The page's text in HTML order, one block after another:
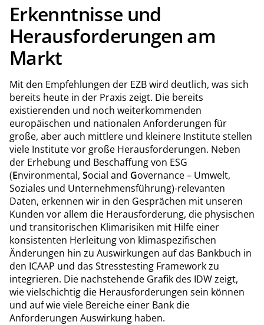
Erkenntnisse und
Herausforderungen am
Markt
Mit den Empfehlungen der EZB wird deutlich, was sich
bereits heute in der Praxis zeigt. Die bereits
existierenden und noch weiterkommenden
europäischen und nationalen Anforderungen für
große, aber auch mittlere und kleinere Institute stellen
viele Institute vor große Herausforderungen. Neben
der Erhebung und Beschaffung von ESG
(Environmental, Social and Governance – Umwelt,
Soziales und Unternehmensführung)-relevanten
Daten, erkennen wir in den Gesprächen mit unseren
Kunden vor allem die Herausforderung, die physischen
und transitorischen Klimarisiken mit Hilfe einer
konsistenten Herleitung von klimaspezifischen
Änderungen hin zu Auswirkungen auf das Bankbuch in
den ICAAP und das Stresstesting Framework zu
integrieren. Die nachstehende Grafik des IDW zeigt,
wie vielschichtig die Herausforderungen sein können
und auf wie viele Bereiche einer Bank die
Anforderungen Auswirkung haben.